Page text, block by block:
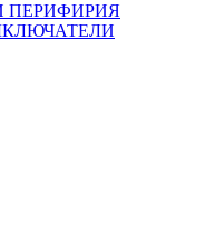
ПЕРИФИРИЯ